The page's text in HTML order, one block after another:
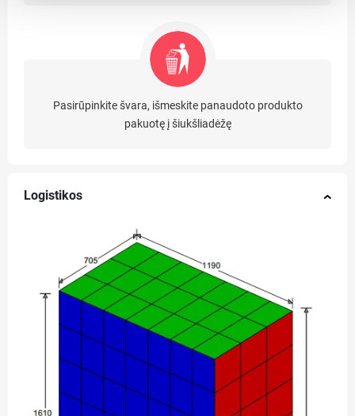
Pasirūpinkite švara, išmeskite panaudoto produkto
pakuotę į šiukšliadėžę
Logistikos